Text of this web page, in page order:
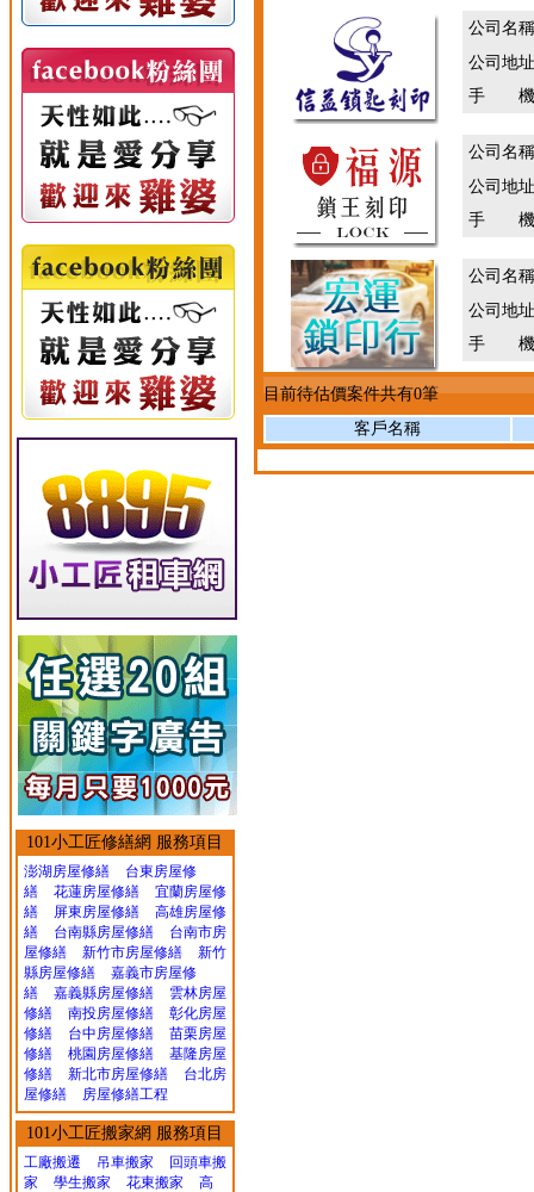
101小工匠修繕網 服務項目
澎湖房屋修繕
台東房屋修
繕
花蓮房屋修繕
宜蘭房屋修
繕
屏東房屋修繕
高雄房屋修
繕
台南縣房屋修繕
台南市房
屋修繕
新竹市房屋修繕
新竹
縣房屋修繕
嘉義市房屋修
繕
嘉義縣房屋修繕
雲林房屋
修繕
南投房屋修繕
彰化房屋
修繕
台中房屋修繕
苗栗房屋
修繕
桃園房屋修繕
基隆房屋
修繕
新北市房屋修繕
台北房
屋修繕
房屋修繕工程
101小工匠搬家網 服務項目
工廠搬遷 吊車搬家
回頭車搬
家
學生搬家 花東搬家
高
公司名
公司地
手 機
公司名
公司地
手 機
公司名
公司地
手 機
目前待估價案件共有0筆
客戶名稱